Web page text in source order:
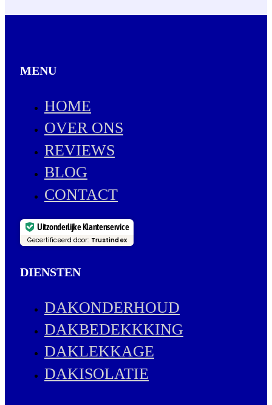
MENU
HOME
OVER ONS
REVIEWS
BLOG
CONTACT
Uitzonderlijke Klantenservice
Gecertificeerd door: Trustindex
DIENSTEN
DAKONDERHOUD
DAKBEDEKKKING
DAKLEKKAGE
DAKISOLATIE